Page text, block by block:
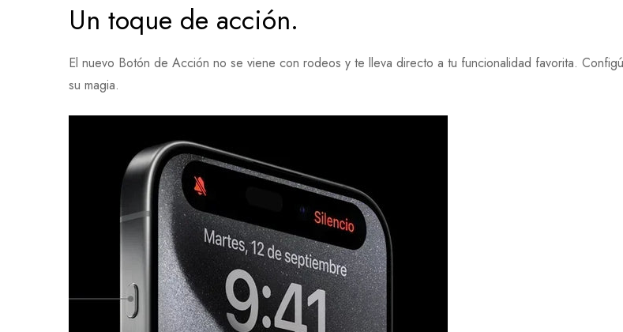
Un toque de acción.
El nuevo Botón de Acción no se viene con rodeos y te lleva directo a tu funcionalidad favorita.
su magia.